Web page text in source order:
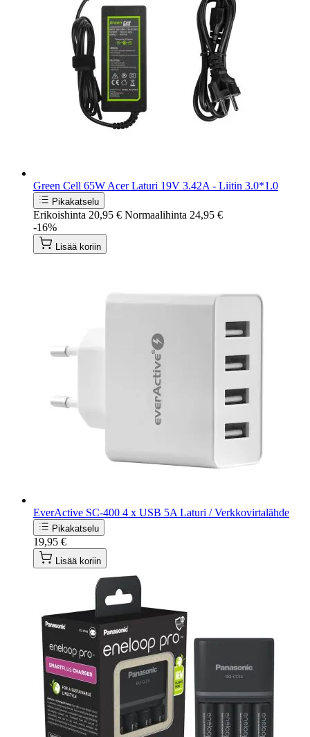
Green Cell 65W Acer Laturi 19V 3.42A - Liitin 3.0*1.0
Pikakatselu
Erikoishinta 20,95 € Normaalihinta 24,95 €
-16%
Lisää koriin
EverActive SC-400 4 x USB 5A Laturi / Verkkovirtalähde
Pikakatselu
19,95 €
Lisää koriin